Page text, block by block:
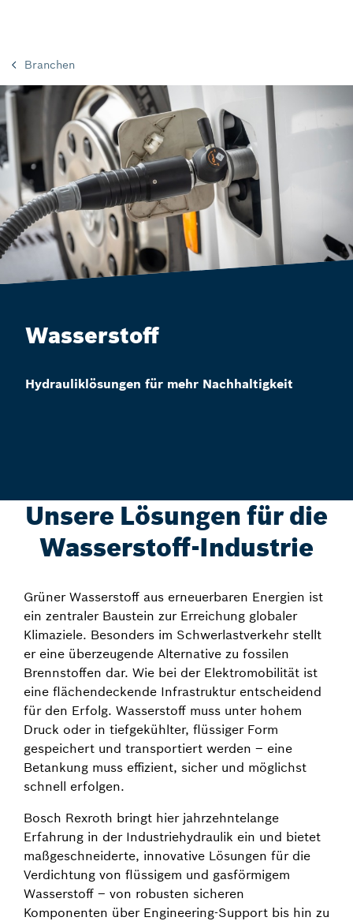
Branchen
Wasserstoff
Hydrauliklösungen für mehr Nachhaltigkeit
Unsere Lösungen für die
Wasserstoff-Industrie
Grüner Wasserstoff aus erneuerbaren Energien ist
ein zentraler Baustein zur Erreichung globaler
Klimaziele. Besonders im Schwerlastverkehr stellt
er eine überzeugende Alternative zu fossilen
Brennstoffen dar. Wie bei der Elektromobilität ist
eine flächendeckende Infrastruktur entscheidend
für den Erfolg. Wasserstoff muss unter hohem
Druck oder in tiefgekühlter, flüssiger Form
gespeichert und transportiert werden – eine
Betankung muss effizient, sicher und möglichst
schnell erfolgen.
Bosch Rexroth bringt hier jahrzehntelange
Erfahrung in der Industriehydraulik ein und bietet
maßgeschneiderte, innovative Lösungen für die
Verdichtung von flüssigem und gasförmigem
Wasserstoff – von robusten sicheren
Komponenten über Engineering-Support bis hin zu